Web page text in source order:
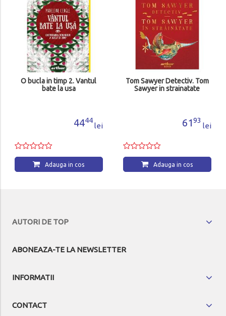
O bucla in timp 2. Vantul
bate la usa
4444
lei
Adauga in cos
Tom Sawyer Detectiv. Tom
Sawyer in strainatate
6193
lei
Adauga in cos
AUTORI DE TOP
ABONEAZA-TE LA NEWSLETTER
INFORMATII
CONTACT